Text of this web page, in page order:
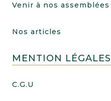
Venir à nos assemblées
Nos articles
MENTION LÉGALES
C.G.U